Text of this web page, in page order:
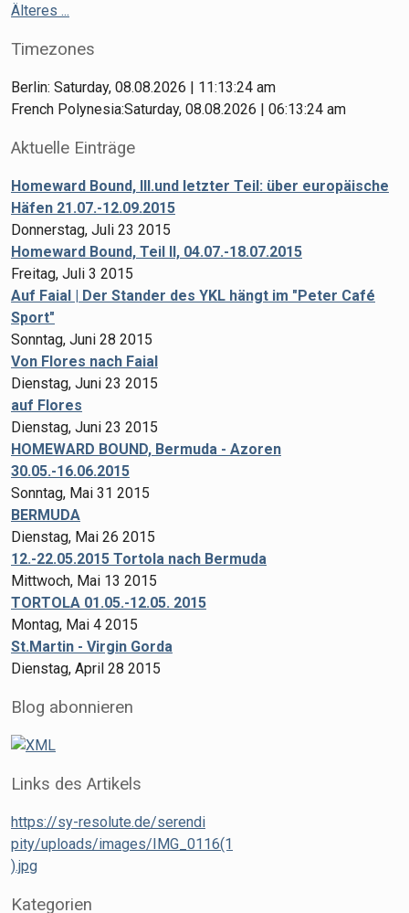
Älteres ...
Timezones
Berlin: Saturday, 08.08.2026 | 11:13:24 am
French Polynesia:Saturday, 08.08.2026 | 06:13:24 am
Aktuelle Einträge
Homeward Bound, III.und letzter Teil: über europäische
Häfen 21.07.-12.09.2015
Donnerstag, Juli 23 2015
Homeward Bound, Teil II, 04.07.-18.07.2015
Freitag, Juli 3 2015
Auf Faial | Der Stander des YKL hängt im "Peter Café
Sport"
Sonntag, Juni 28 2015
Von Flores nach Faial
Dienstag, Juni 23 2015
auf Flores
Dienstag, Juni 23 2015
HOMEWARD BOUND, Bermuda - Azoren
30.05.-16.06.2015
Sonntag, Mai 31 2015
BERMUDA
Dienstag, Mai 26 2015
12.-22.05.2015 Tortola nach Bermuda
Mittwoch, Mai 13 2015
TORTOLA 01.05.-12.05. 2015
Montag, Mai 4 2015
St.Martin - Virgin Gorda
Dienstag, April 28 2015
Blog abonnieren
Links des Artikels
https://sy-resolute.de/serendi
pity/uploads/images/IMG_0116(1
).jpg
Kategorien